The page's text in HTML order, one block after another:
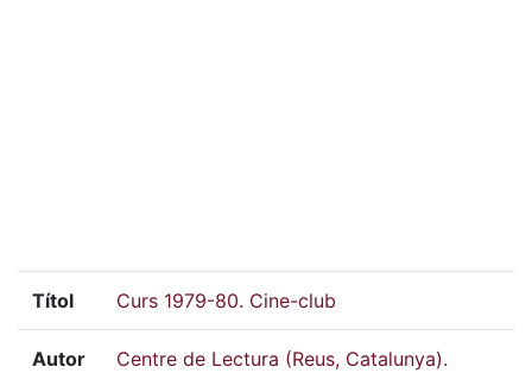
Títol Curs 1979-80. Cine-club
Autor
Centre de Lectura (Reus, Catalunya).